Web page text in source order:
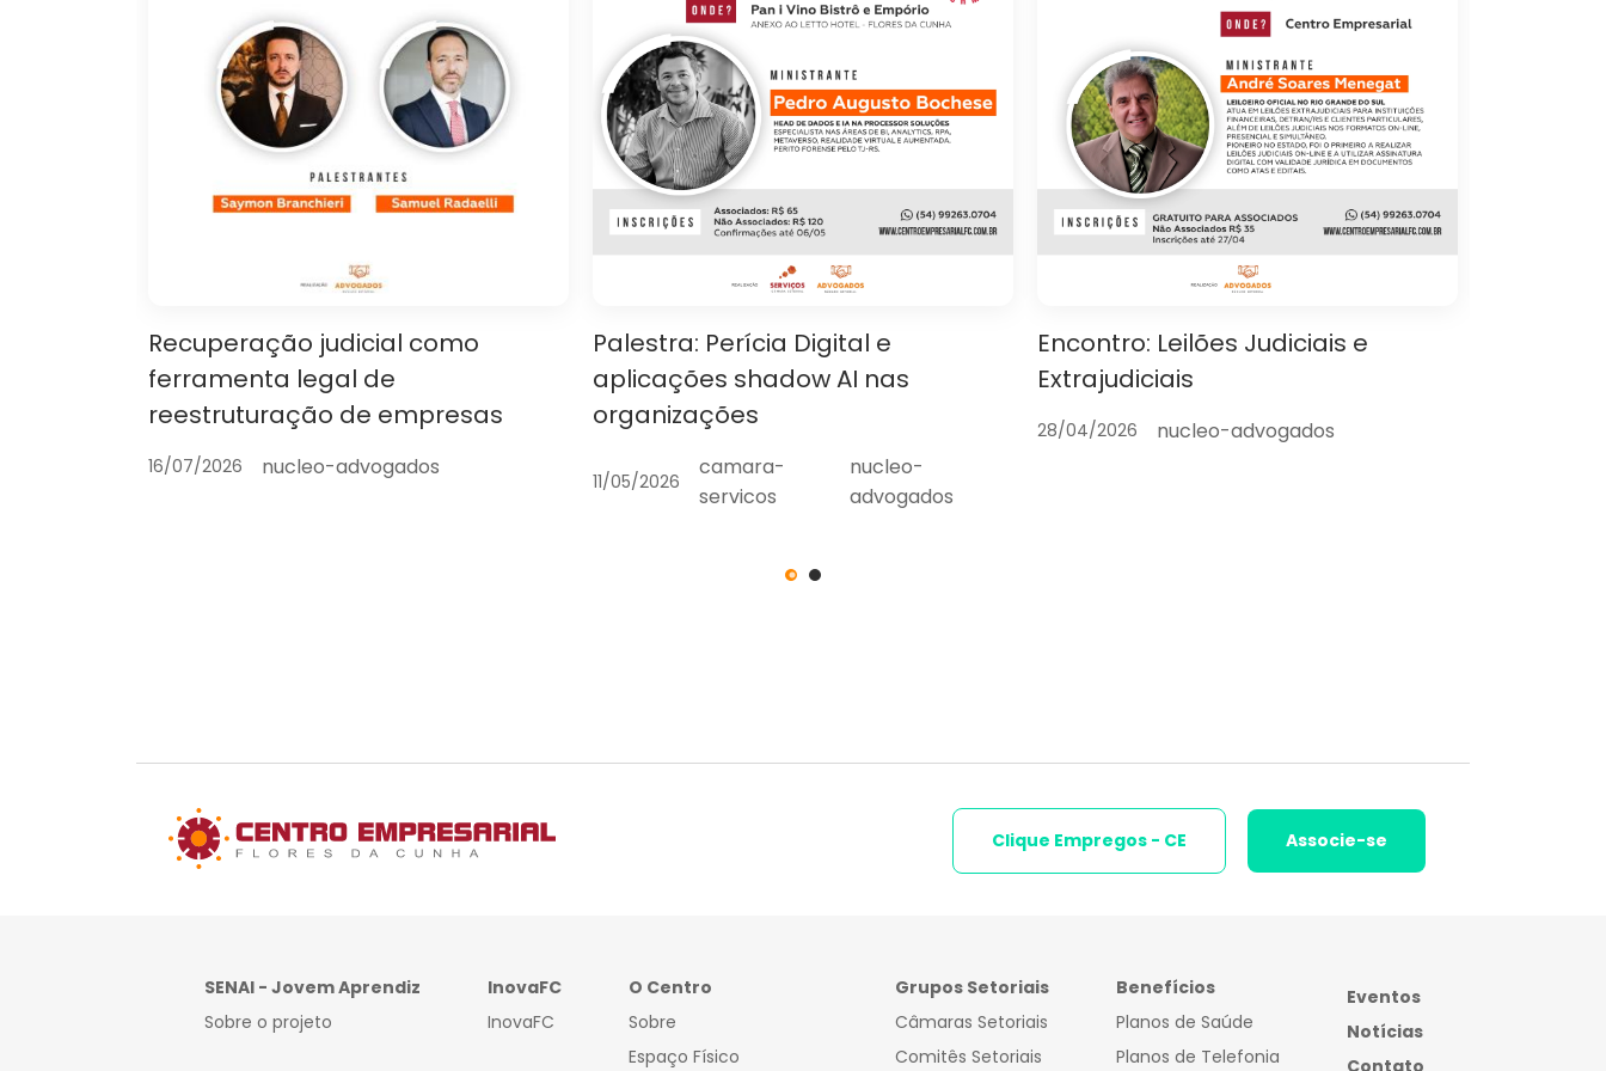
Recuperação judicial como
ferramenta legal de
reestruturação de empresas
16/07/2026 nucleo-advogados
Palestra: Perícia Digital e
aplicações shadow AI nas
organizações
11/05/2026
camara-
servicos
nucleo-
advogados
Encontro: Leilões Judiciais e
Extrajudiciais
28/04/2026 nucleo-advogados
Clique Empregos - CE Associe-se
SENAI - Jovem Aprendiz
Sobre o projeto
InovaFC
InovaFC
O Centro
Sobre
Espaço Físico
Grupos Setoriais
Câmaras Setoriais
Comitês Setoriais
Benefícios
Planos de Saúde
Planos de Telefonia
Eventos
Notícias
Contato